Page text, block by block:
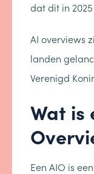
dat dit in
AI overviews
landen
Verenigd
Wat is
Een AIO is